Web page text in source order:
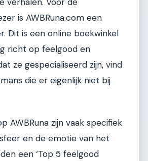
is AWBRuna.com een
Dit is een online boekwinkel
richt op feelgood en
ze gespecialiseerd zijn, vind
die er eigenlijk niet bij
AWBRuna zijn vaak specifiek
en de emotie van het
een ‘Top 5 feelgood